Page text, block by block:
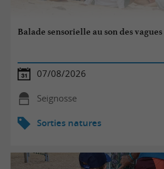
Balade sensorielle au son des vagues
07/08/2026
Seignosse
Sorties natures